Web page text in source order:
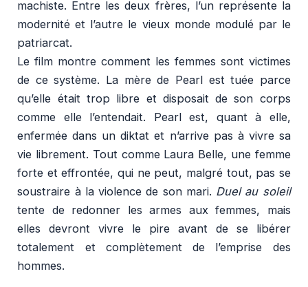
machiste. Entre les deux frères, l’un représente la
modernité et l’autre le vieux monde modulé par le
patriarcat.
Le film montre comment les femmes sont victimes
de ce système. La mère de Pearl est tuée parce
qu’elle était trop libre et disposait de son corps
comme elle l’entendait. Pearl est, quant à elle,
enfermée dans un diktat et n’arrive pas à vivre sa
vie librement. Tout comme Laura Belle, une femme
forte et effrontée, qui ne peut, malgré tout, pas se
soustraire à la violence de son mari. Duel au soleil
tente de redonner les armes aux femmes, mais
elles devront vivre le pire avant de se libérer
totalement et complètement de l’emprise des
hommes.